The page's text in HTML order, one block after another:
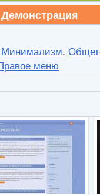
Демонстрация
Минимализм,
меню